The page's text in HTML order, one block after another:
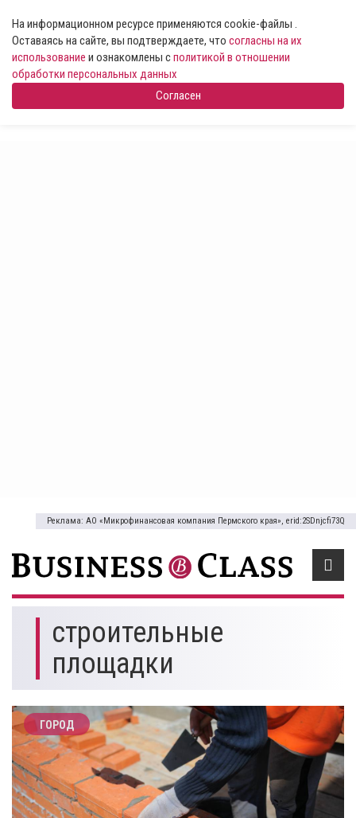
На информационном ресурсе применяются cookie-файлы .
Оставаясь на сайте, вы подтверждаете, что согласны на их
использование и ознакомлены сполитикой в отношении
обработки персональных данных
Согласен
Реклама: АО «Микрофинансовая компания Пермского края», erid:2SDnjcfi73Q
строительные
площадки
ГОРОД